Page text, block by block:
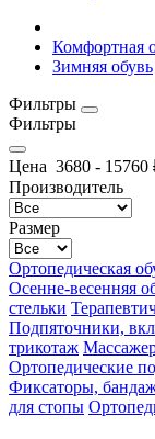
Комфортная
Зимняя обувь
Фильтры
Фильтры
Цена 3680 - 15760
Производитель
Размер
Ортопедическая
Осенне-весенняя
стельки
Подпяточники,
трикотаж
Ортопедические
Фиксаторы,
для стопы